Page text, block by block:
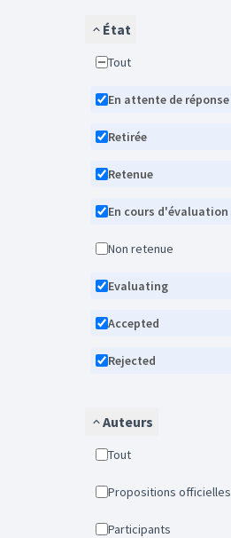
État
Tout
En attente de réponse
Retirée
Retenue
En cours d'évaluation
Non retenue
Evaluating
Accepted
Rejected
Auteurs
Tout
Propositions officielles
Participants